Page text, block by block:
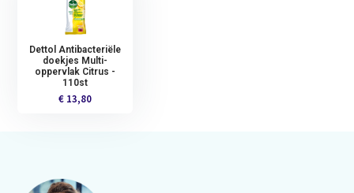
Dettol Antibacteriële
doekjes Multi-
oppervlak Citrus -
110st
€ 13,80